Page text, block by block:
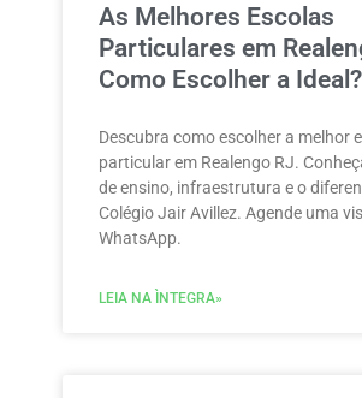
As Melhores Escolas
Particulares em
Como Escolher a Ideal?
Descubra como escolher a melhor
particular em Realengo RJ.
de ensino, infraestrutura e o
Colégio Jair Avillez. Agende uma
WhatsApp.
LEIA NA ÌNTEGRA»